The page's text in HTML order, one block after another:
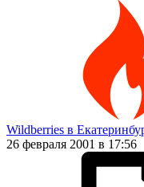
Wildberries в
26 февраля 2001 в 17:56